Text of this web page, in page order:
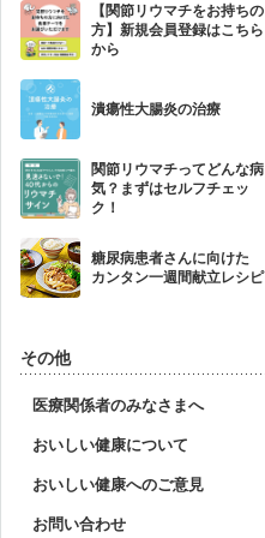
【関節リウマチをお持ちの
方】新規会員登録はこちら
から
潰瘍性大腸炎の治療
関節リウマチってどんな病
気？まずはセルフチェッ
ク！
糖尿病患者さんに向けた
カンタン一週間献立レシピ
その他
医療関係者のみなさまへ
おいしい健康について
おいしい健康へのご意見
お問い合わせ